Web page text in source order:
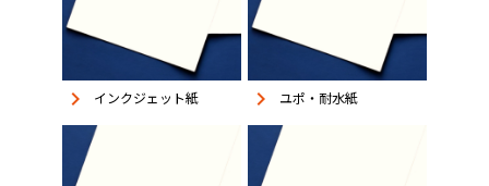
keyboard_arrow_right インクジェット紙 keyboard_arrow_right ユポ・耐水紙